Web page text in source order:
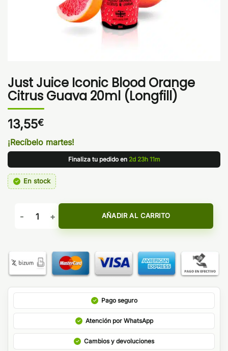
Just Juice Iconic Blood Orange
Citrus Guava 20ml (Longfill)
13,55€
¡Recíbelo martes!
Finaliza tu pedido en 2d 23h 11m
En stock
Just Juice Iconic Blood Orange Citrus Guava 20ml
AÑADIR AL CARRITO
Pago seguro
Atención por WhatsApp
Cambios y devoluciones